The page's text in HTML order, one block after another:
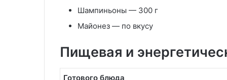
Шампиньоны — 300 г
Майонез — по вкусу
Пищевая и
Готового блюда